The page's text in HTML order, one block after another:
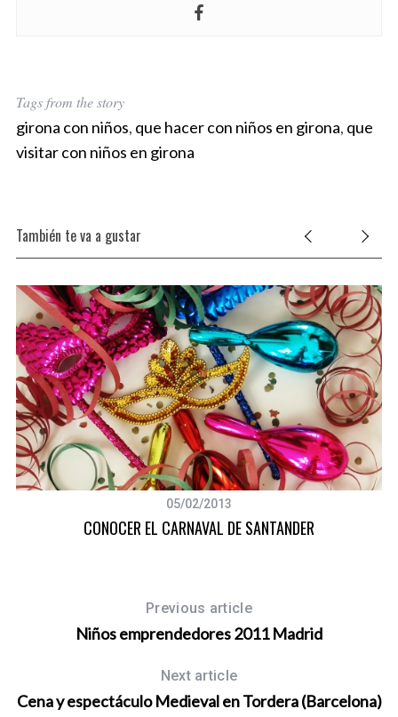
Tags from the story
girona con niños, que hacer con niños en girona, que
visitar con niños en girona
También te va a gustar
05/02/2013
CONOCER EL CARNAVAL DE SANTANDER
Previous article
Niños emprendedores 2011 Madrid
Next article
Cena y espectáculo Medieval en Tordera (Barcelona)